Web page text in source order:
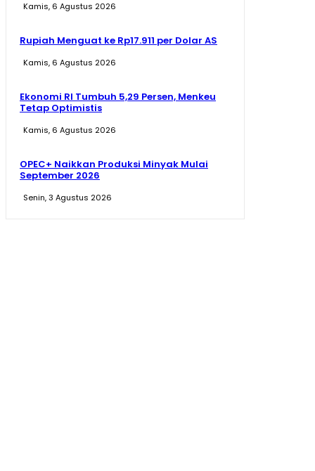
Kamis, 6 Agustus 2026
Rupiah Menguat ke Rp17.911 per Dolar AS
Kamis, 6 Agustus 2026
Ekonomi RI Tumbuh 5,29 Persen, Menkeu
Tetap Optimistis
Kamis, 6 Agustus 2026
OPEC+ Naikkan Produksi Minyak Mulai
September 2026
Senin, 3 Agustus 2026